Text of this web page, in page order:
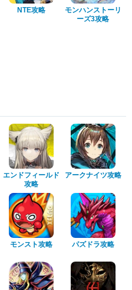
NTE攻略
モンハンストーリ
ーズ3攻略
エンドフィールド
攻略
アークナイツ攻略
モンスト攻略 パズドラ攻略